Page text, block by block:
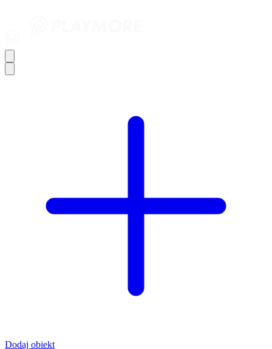
Dodaj obiekt